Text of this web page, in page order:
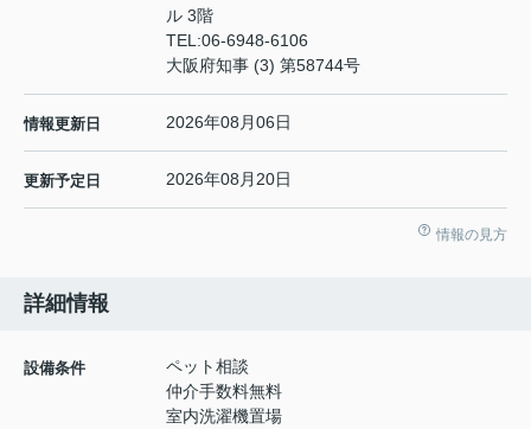
ル 3階
TEL:06-6948-6106
大阪府知事 (3) 第58744号
情報更新日 2026年08月06日
更新予定日 2026年08月20日
情報の見方
詳細情報
設備条件
ペット相談
仲介手数料無料
室内洗濯機置場